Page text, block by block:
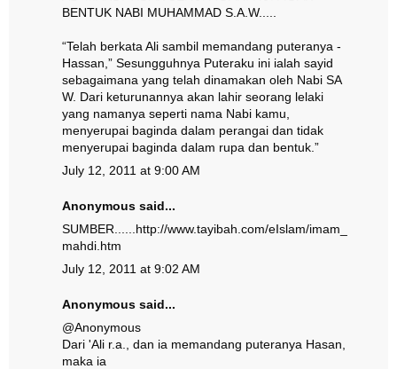
BENTUK NABI MUHAMMAD S.A.W.....
“Telah berkata Ali sambil memandang puteranya ­
Hassan,” Sesungguhnya Puteraku ini ialah sayid
sebagaimana yang telah dinamakan oleh Nabi SA
W. Dari keturunannya akan lahir seorang lelaki
yang namanya seperti nama Nabi kamu,
menyerupai baginda dalam perangai dan tidak
menyerupai baginda dalam rupa dan bentuk.”
July 12, 2011 at 9:00 AM
Anonymous said...
SUMBER......http://www.tayibah.com/eIslam/imam_
mahdi.htm
July 12, 2011 at 9:02 AM
Anonymous said...
@Anonymous
Dari 'Ali r.a., dan ia memandang puteranya Hasan,
maka ia